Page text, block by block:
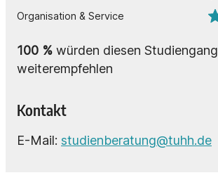
Organisation & Service
100 % würden diesen Studiengang
weiterempfehlen
Kontakt
E-Mail: studienberatung@tuhh.de